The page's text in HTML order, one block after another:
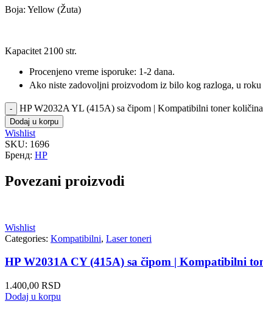
Boja: Yellow (Žuta)
Kapacitet 2100 str.
Procenjeno vreme isporuke: 1-2 dana.
Ako niste zadovoljni proizvodom iz bilo kog razloga, u
HP W2032A YL (415A) sa čipom | Kompatibilni toner količina
Dodaj u korpu
Wishlist
SKU: 1696
Бренд: HP
Povezani proizvodi
Wishlist
Categories: Kompatibilni, Laser toneri
HP W2031A CY (415A) sa čipom | Kompatibilni
1.400,00 RSD
Dodaj u korpu